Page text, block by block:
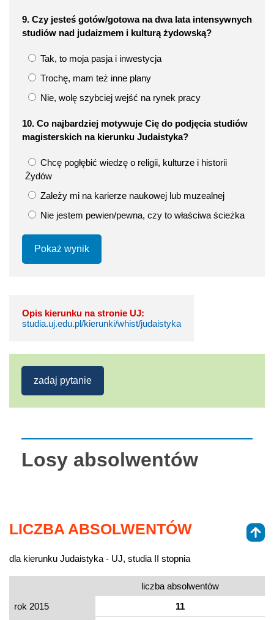
9. Czy jesteś gotów/gotowa na dwa lata intensywnych
studiów nad judaizmem i kulturą żydowską?
Tak, to moja pasja i inwestycja
Trochę, mam też inne plany
Nie, wolę szybciej wejść na rynek pracy
10. Co najbardziej motywuje Cię do podjęcia studiów
magisterskich na kierunku Judaistyka?
Chcę pogłębić wiedzę o religii, kulturze i historii
Żydów
Zależy mi na karierze naukowej lub muzealnej
Nie jestem pewien/pewna, czy to właściwa ścieżka
Pokaż wynik
Opis kierunku na stronie UJ:
studia.uj.edu.pl/kierunki/whist/judaistyka
zadaj pytanie
Losy absolwentów
LICZBA ABSOLWENTÓW
dla kierunku Judaistyka - UJ, studia II stopnia
liczba absolwentów
rok 2015
11